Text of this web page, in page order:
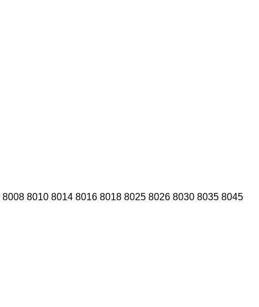
8008 8010 8014 8016 8018 8025 8026 8030 8035 8045